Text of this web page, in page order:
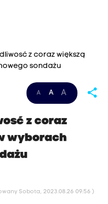
z coraz większą
sondażu
A A A share
z coraz
wyborach
Sobota, 2023.08.26 09:56 )